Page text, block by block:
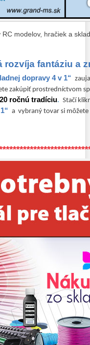
RC modelov, hračiek a
rozvíja fantáziu a
dopravy 4 v 1“
zakúpiť prostredníctvom
20 ročnú tradíciu. Stačí
a vybraný tovar si